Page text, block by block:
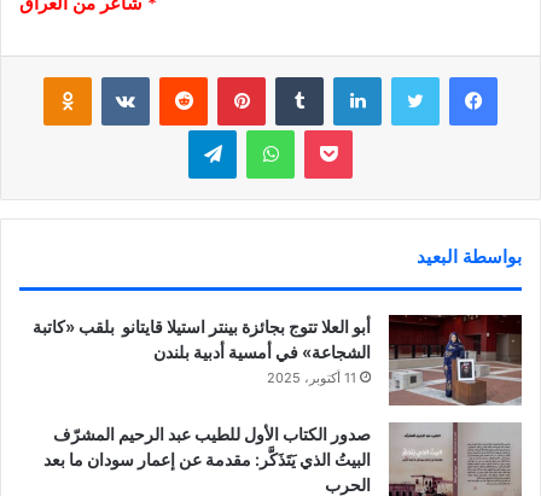
فيسبوك لينكدإن بينتيريست
بوكيت واتساب تيلقرام
بواسطة البعيد
أبو العلا تتوج بجائزة بينتر استيلا قايتانو بلقب «كاتبة
الشجاعة» في أمسية أدبية بلندن
11 أكتوبر، 2025
صدور الكتاب الأول للطيب عبد الرحيم المشرّف
البيتُ الذي يَتَذَكَّر: مقدمة عن إعمار سودان ما بعد
الحرب